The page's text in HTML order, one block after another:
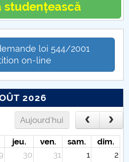
studențească
loi 544/2001
on-line
2026
Aujourd'hui
jeu. ven. sam.
dim.
30 31 1 2